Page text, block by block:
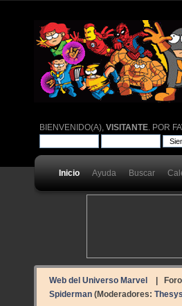
BIENVENIDO(A),VISITANTE . POR
Inicio Ayuda Buscar
Web del Universo Marvel |
Spiderman (Moderadores: